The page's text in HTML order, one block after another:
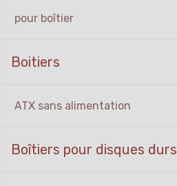
pour boîtier
Boitiers
ATX sans alimentation
Boîtiers pour disques durs